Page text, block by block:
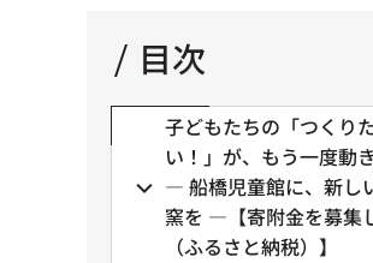
目次
子どもたちの「つくり
い！」が、もう一度動き
— 船橋児童館に、新し
窯を —【寄附金を募集
（ふるさと納税）】